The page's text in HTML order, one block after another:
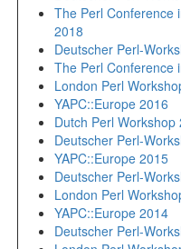
The Perl Conference
2018
Deutscher Perl-
The Perl Conference
London Perl
YAPC::Europe 2016
Dutch Perl Workshop
Deutscher Perl-
YAPC::Europe 2015
Deutscher Perl-
London Perl
YAPC::Europe 2014
Deutscher Perl-